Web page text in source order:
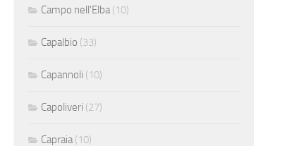
Campo nell'Elba(10)
Capalbio (33)
Capannoli (10)
Capoliveri (27)
Capraia(10)